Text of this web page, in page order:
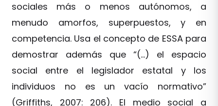
sociales más o menos autónomos, a
menudo amorfos, superpuestos, y en
competencia. Usa el concepto de ESSA para
demostrar además que “(…) el espacio
social entre el legislador estatal y los
individuos no es un vacío normativo”
(Griffiths, 2007: 206). El medio social a